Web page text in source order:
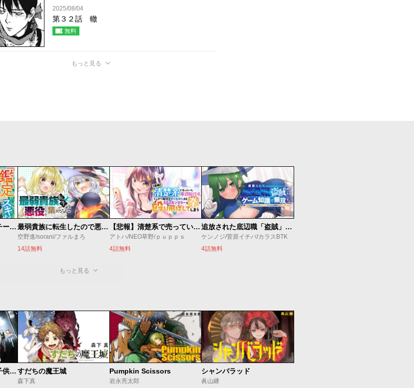
2025/08/04
第３２話 轍
無料
もっと見る
俺の『鑑定』スキルがチートすぎて 最弱貴族に転生したので悪役たちを集めてみた
空野進/sorani/ファルまろ
14話無料
【悲報】清楚系で売っていた底辺配信者、うっかり配信を切り忘れたままSS級モンスターを拳で殴り飛ばしてしまう
アトハ/NEO草野/ｐｕｐｐｓ
4話無料
追放された底辺職「盗賊」はゲーム知識で無双する。一緒に召喚された先生も外れジョブだったけど効率的に成り上がります
ケンノジ/菅原イチバ/カラスBTK
4話無料
もっと見る
ベオグラードメトロの子供たちすだちの魔王城
森下真
Pumpkin Scissors
岩永亮太郎
シャンバラッド
眞山継